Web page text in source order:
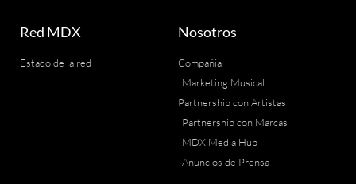
Red MDX
Estado de la red
Nosotros
Compañia
Marketing Musical
Partnership con Artistas
Partnership con Marcas
MDX Media Hub
Anuncios de Prensa